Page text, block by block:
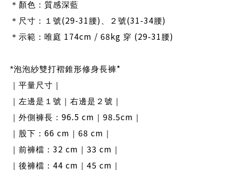
＊顏色：質感深藍
＊尺寸：１號(29-31 腰) 、２號(31-34腰)
＊示範：唯庭 174cm / 68kg 穿 (29-31 腰)
*泡泡紗雙打褶錐形修身長褲*
｜平量尺寸｜
｜左邊是１號｜右邊是２號｜
｜外側褲長： 96.5 cm 98.5cm
｜股下： 66 cm 68 cm
｜前褲檔： 32 cm 33 cm
｜後褲檔： 44 cm 45 cm